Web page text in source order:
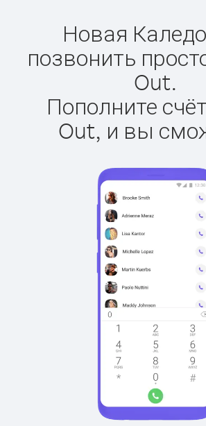
Новая
позвонить
Out.
Пополните
Out, и вы